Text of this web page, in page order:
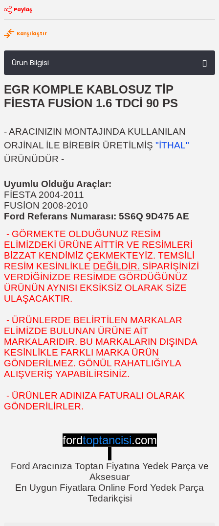
Paylaş
Karşılaştır
Ürün Bilgisi
EGR KOMPLE KABLOSUZ TİP
FİESTA FUSİON 1.6 TDCİ 90 PS
- ARACINIZIN MONTAJINDA KULLANILAN
ORJİNAL İLE BİREBİR ÜRETİLMİŞ "İTHAL"
ÜRÜNÜDÜR -
Uyumlu Olduğu Araçlar:
FİESTA 2004-2011
FUSİON 2008-2010
Ford Referans Numarası: 5S6Q 9D475 AE
- GÖRMEKTE OLDUĞUNUZ RESİM
ELİMİZDEKİ ÜRÜNE AİTTİR VE RESİMLERİ
BİZZAT KENDİMİZ ÇEKMEKTEYİZ. TEMSİLİ
RESİM KESİNLİKLE DEĞİLDİR. SİPARİŞİNİZİ
VERDİĞİNİZDE RESİMDE GÖRDÜĞÜNÜZ
ÜRÜNÜN AYNISI EKSİKSİZ OLARAK SİZE
ULAŞACAKTIR.
- ÜRÜNLERDE BELİRTİLEN MARKALAR
ELİMİZDE BULUNAN ÜRÜNE AİT
MARKALARIDIR. BU MARKALARIN DIŞINDA
KESİNLİKLE FARKLI MARKA ÜRÜN
GÖNDERİLMEZ. GÖNÜL RAHATLIĞIYLA
ALIŞVERİŞ YAPABİLİRSİNİZ.
- ÜRÜNLER ADINIZA FATURALI OLARAK
GÖNDERİLİRLER.
fordtoptancisi.com
Ford Aracınıza Toptan Fiyatına Yedek Parça ve
Aksesuar
En Uygun Fiyatlara Online Ford Yedek Parça
Tedarikçisi